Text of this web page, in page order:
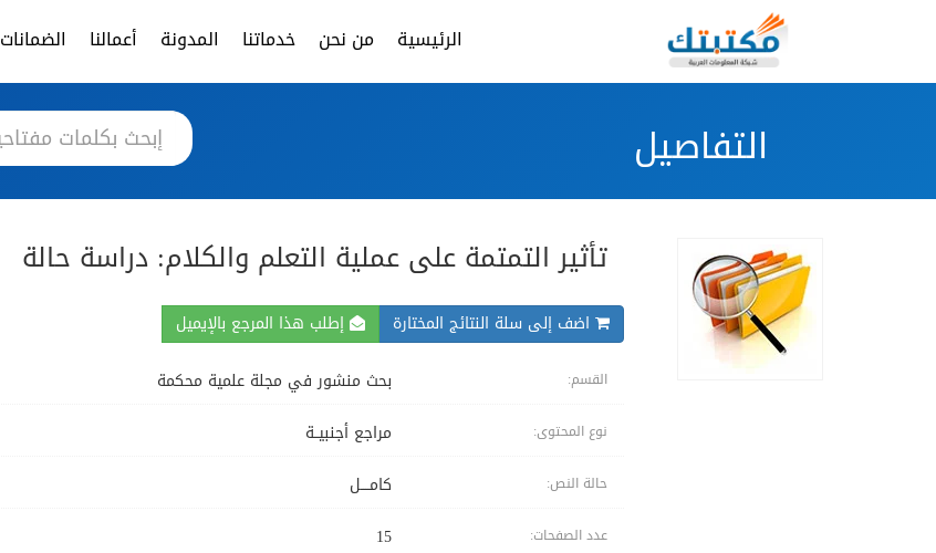
الرئيسية من نحن خدماتنا المدونة أعمالنا الضمانات
التفاصيل
تأثير التمتمة على عملية التعلم والكلام: دراسة حالة
اضف إلى سلة النتائج المختارة إطلب هذا المرجع بالإيميل
القسم: بحث منشور في مجلة علمية محكمة
نوع المحتوى: مراجع أجنبيــة
حالة النص: كامــــل
عدد الصفحات: 15